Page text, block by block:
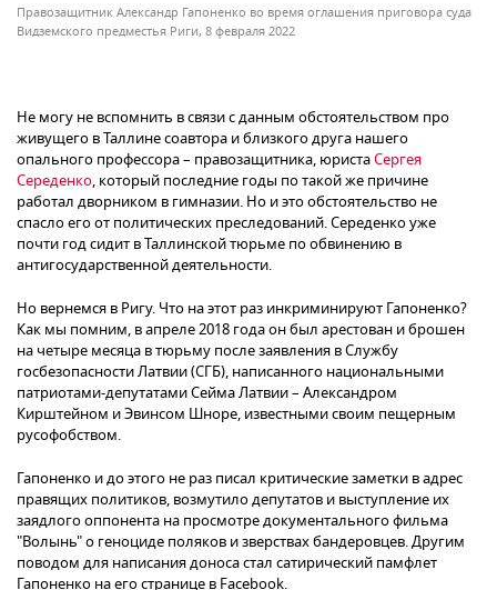
Правозащитник Александр Гапоненко во время оглашения приговора суда
Видземского предместья Риги, 8 февраля 2022
Не могу не вспомнить в связи с данным обстоятельством про
живущего в Таллине соавтора и близкого друга нашего
опального профессора – правозащитника, юристаСергея
Середенко, который последние годы по такой же причине
работал дворником в гимназии. Но и это обстоятельство не
спасло его от политических преследований. Середенко уже
почти год сидит в Таллинской тюрьме по обвинению в
антигосударственной деятельности.
Но вернемся в Ригу. Что на этот раз инкриминируют Гапоненко?
Как мы помним, в апреле 2018 года он был арестован и брошен
на четыре месяца в тюрьму после заявления в Службу
госбезопасности Латвии (СГБ), написанного национальными
патриотами-депутатами Сейма Латвии – Александром
Кирштейном и Эвинсом Шноре, известными своим пещерным
русофобством.
Гапоненко и до этого не раз писал критические заметки в адрес
правящих политиков, возмутило депутатов и выступление их
заядлого оппонента на просмотре документального фильма
"Волынь" о геноциде поляков и зверствах бандеровцев. Другим
поводом для написания доноса стал сатирический памфлет
Гапоненко на его странице в Facebook.